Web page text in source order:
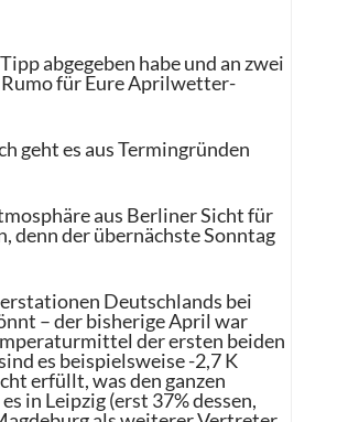
abgegeben habe und an zwei
für Eure Aprilwetter-
geht es aus Termingründen
aus Berliner Sicht für
denn der übernächste Sonntag
Deutschlands bei
– der bisherige April war
der ersten beiden
es beispielsweise -2,7 K
erfüllt, was den ganzen
in Leipzig (erst 37% dessen,